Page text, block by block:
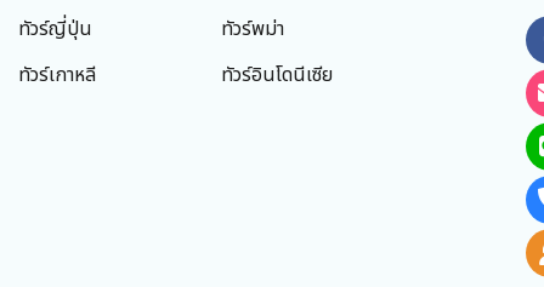
ทัวร์ญี่ปุ่น
ทัวร์เกาหลี
ทัวร์พม่า
ทัวร์อินโดนีเซีย